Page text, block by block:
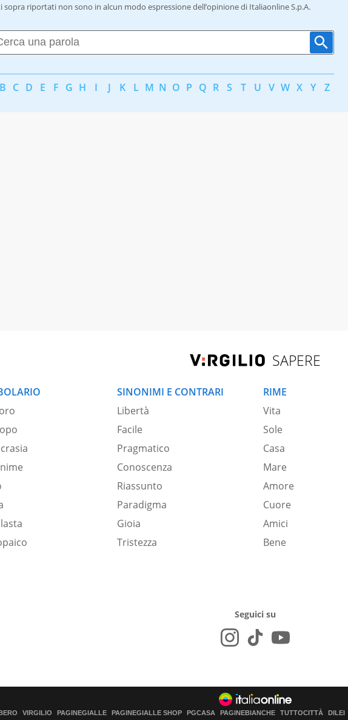
sopra riportati non sono in alcun modo espressione dell’opinione di Italiaonline S.p.A.
B C D E F G H I J K L M N O P Q R S T U V W X Y Z
SAPERE
SINONIMI E CONTRARI
Libertà
Facile
Pragmatico
Conoscenza
Riassunto
Paradigma
Gioia
Tristezza
RIME
Vita
Sole
Casa
Mare
Amore
Cuore
Amici
Bene
Seguici su
VIRGILIO PAGINEGIALLE PAGINEGIALLE SHOP PGCASA PAGINEBIANCHE TUTTOCITTÀ DILEI